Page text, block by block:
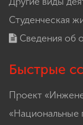
Студенческая
Сведения об
Быстрые
Проект
«Национальные